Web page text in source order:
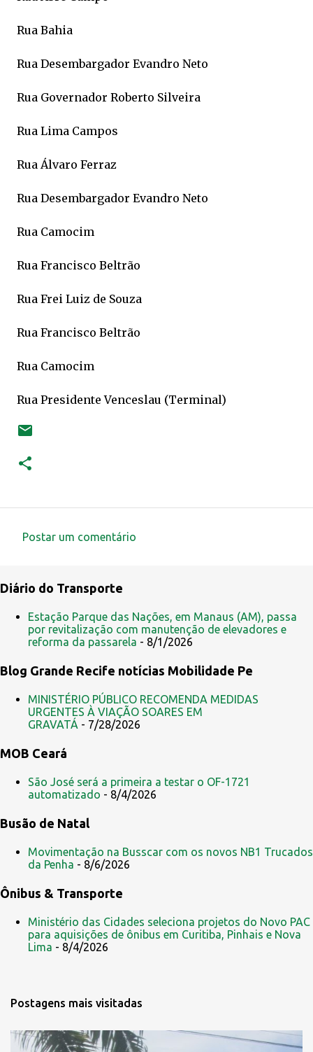
Rua Bahia
Rua Desembargador Evandro Neto
Rua Governador Roberto Silveira
Rua Lima Campos
Rua Álvaro Ferraz
Rua Desembargador Evandro Neto
Rua Camocim
Rua Francisco Beltrão
Rua Frei Luiz de Souza
Rua Francisco Beltrão
Rua Camocim
Rua Presidente Venceslau (Terminal)
m
e
n
á
o
s
Postar um comentário
Diário do Transporte
Estação Parque das Nações, em Manaus (AM), passa
por revitalização com manutenção de elevadores e
reforma da passarela - 8/1/2026
Blog Grande Recife notícias Mobilidade Pe
MINISTÉRIO PÚBLICO RECOMENDA MEDIDAS
URGENTES À VIAÇÃO SOARES EM
GRAVATÁ - 7/28/2026
MOB Ceará
São José será a primeira a testar o OF-1721
automatizado - 8/4/2026
Busão de Natal
Movimentação na Busscar com os novos NB1 Trucados
da Penha - 8/6/2026
Ônibus & Transporte
Ministério das Cidades seleciona projetos do Novo PAC
para aquisições de ônibus em Curitiba, Pinhais e Nova
Lima - 8/4/2026
Postagens mais visitadas